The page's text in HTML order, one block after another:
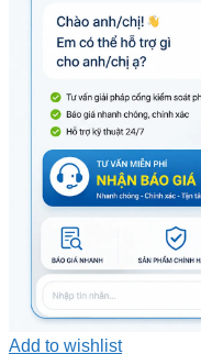
Add to wishlist